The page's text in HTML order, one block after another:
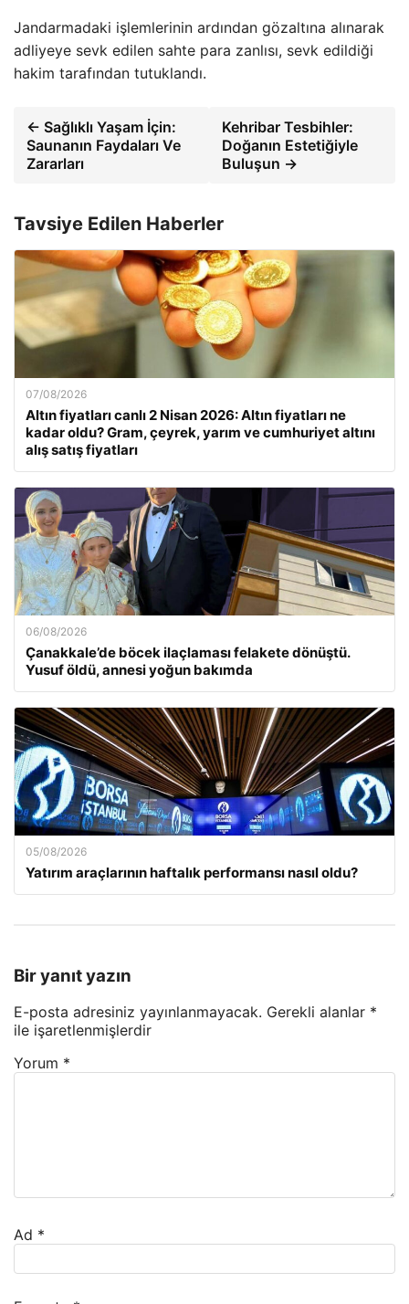
Jandarmadaki işlemlerinin ardından gözaltına alınarak
adliyeye sevk edilen sahte para zanlısı, sevk edildiği
hakim tarafından tutuklandı.
← Sağlıklı Yaşam İçin:
Saunanın Faydaları Ve
Zararları
Kehribar Tesbihler:
Doğanın Estetiğiyle
Buluşun →
Tavsiye Edilen Haberler
07/08/2026
Altın fiyatları canlı 2 Nisan 2026: Altın fiyatları ne
kadar oldu? Gram, çeyrek, yarım ve cumhuriyet altını
alış satış fiyatları
06/08/2026
Çanakkale’de böcek ilaçlaması felakete dönüştü.
Yusuf öldü, annesi yoğun bakımda
05/08/2026
Yatırım araçlarının haftalık performansı nasıl oldu?
Bir yanıt yazın
E-posta adresiniz yayınlanmayacak. Gerekli alanlar *
ile işaretlenmişlerdir
Yorum *
Ad *